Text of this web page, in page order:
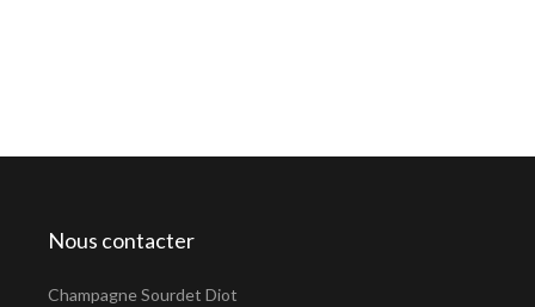
Nous contacter
Champagne Sourdet Diot